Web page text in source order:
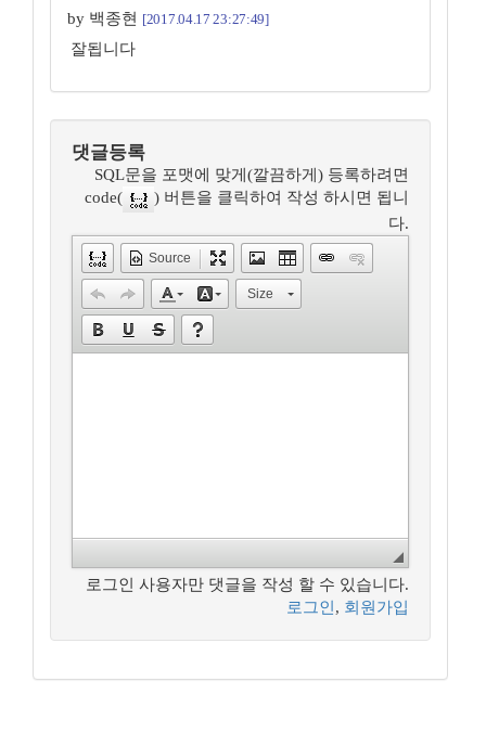
by 백종현 [2017.04.17 23:27:49]
잘됩니다
댓글등록
SQL문을 포맷에 맞게(깔끔하게) 등록하려면
code(
) 버튼을 클릭하여 작성 하시면 됩니
다.
Source
Size
로그인 사용자만 댓글을 작성 할 수 있습니다.
로그인 , 회원가입